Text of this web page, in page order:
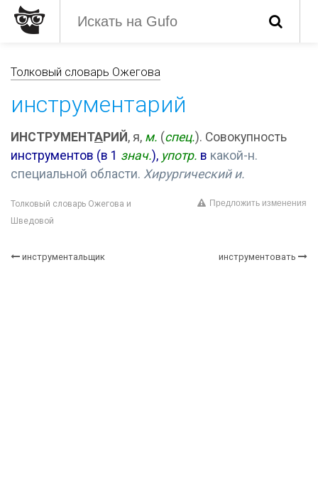
Толковый словарь Ожегова
инструментарий
ИНСТРУМЕНТАРИЙ , я, м. (спец.). Совокупность
инструментов (в 1 знач.), употр. в какой-н.
специальной области. Хирургический и.
Толковый словарь Ожегова и
Шведовой
Предложить изменения
инструментальщик инструментовать